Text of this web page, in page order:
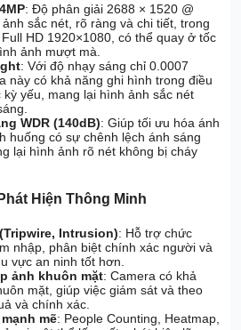
: Độ phân giải 2688 × 1520 @
sắc nét, rõ ràng và chi tiết, trong
HD 1920×1080, có thể quay ở tốc
ảnh mượt mà.
: Với độ nhạy sáng chỉ 0.0007
này có khả năng ghi hình trong điều
kỳ yếu, mang lại hình ảnh sắc nét
WDR (140dB): Giúp tối ưu hóa ánh
huống có sự chênh lệch ánh sáng
lại hình ảnh rõ nét không bị cháy
Hiện Thông Minh
Intrusion): Hỗ trợ chức
nhập, phân biệt chính xác người và
vực an ninh tốt hơn.
ảnh khuôn mặt: Camera có khả
mặt, giúp việc giám sát và theo
và chính xác.
mẽ: People Counting, Heatmap,